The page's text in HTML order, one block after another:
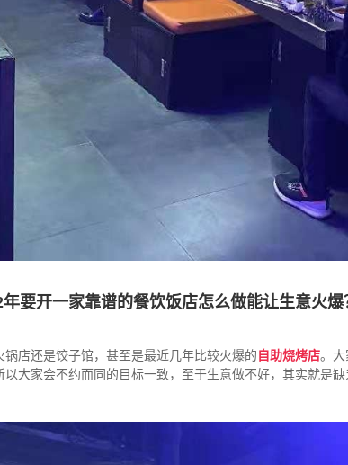
年要开一家靠谱的餐饮饭店怎么做能让生意火爆
店还是饺子馆，甚至是最近几年比较火爆的 自助烧烤店。大
大家会不约而同的目标一致，至于生意做不好，其实就是